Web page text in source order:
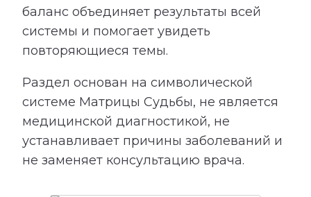
баланс объединяет результаты всей
системы и помогает увидеть
повторяющиеся темы.
Раздел основан на символической
системе Матрицы Судьбы, не является
медицинской диагностикой, не
устанавливает причины заболеваний и
не заменяет консультацию врача.